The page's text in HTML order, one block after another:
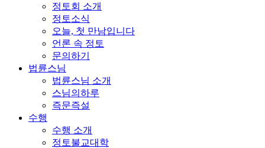
정토회 소개
정토소식
오늘, 첫 만남입니다
언론 속 정토
문의하기
법륜스님
법륜스님 소개
스님의하루
즉문즉설
수행
수행 소개
정토불교대학